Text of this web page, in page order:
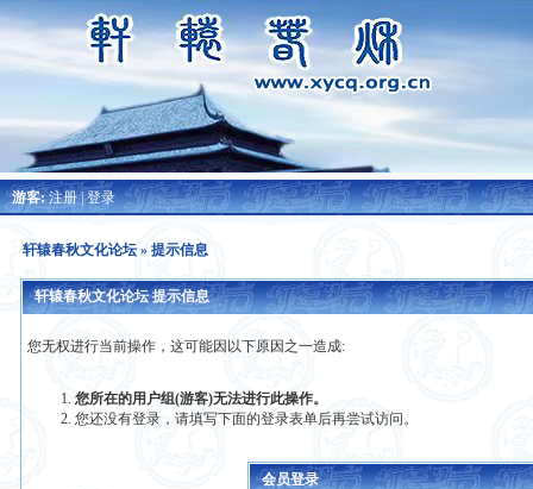
游客:注册|登录
轩辕春秋文化论坛» 提示信息
轩辕春秋文化论坛 提示信息
您无权进行当前操作，这可能因以下原因之一造成:
您所在的用户组(游客)无法进行此操作。
您还没有登录，请填写下面的登录表单后再尝试访问。
会员登录